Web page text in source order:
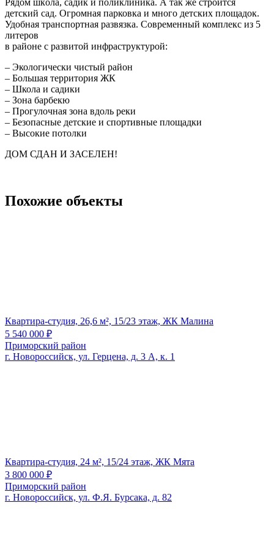
Pядом шкoлa, caдик и поликлиника. А так же стpоится
детский сад. Огромная парковка и много детских площадок.
Удобная транспортная развязка. Современный комплекс из 5
литеров
в районе с развитой инфраструктурой:
– Экологически чистый район
– Большая территория ЖК
– Школа и садики
– Зона барбекю
– Прогулочная зона вдоль реки
– Безопасные детские и спортивные площадки
– Высокие потолки
ДОМ СДАН И ЗАСЕЛЕН!
Похожие объекты
Квартира-студия, 26,6 м², 15/23 этаж, ЖК Малина
5 540 000 ₽
Приморский район
г. Новороссийск, ул. Герцена, д. 3 А, к. 1
Квартира-студия, 24 м², 15/24 этаж, ЖК Мята
3 800 000 ₽
Приморский район
г. Новороссийск, ул. Ф.Я. Бурсака, д. 82